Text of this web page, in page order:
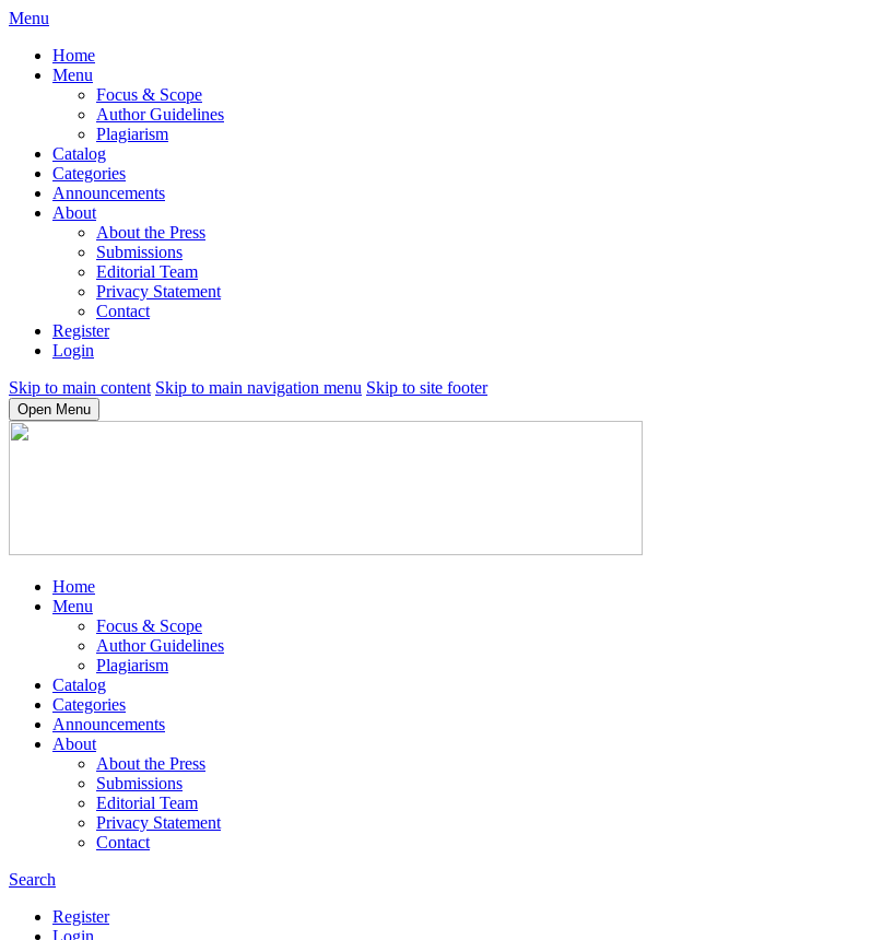
Menu
Home
Menu
Focus & Scope
Author Guidelines
Plagiarism
Catalog
Categories
Announcements
About
About the Press
Submissions
Editorial Team
Privacy Statement
Contact
Register
Login
Skip to main content Skip to main navigation menu Skip to site footer
Open Menu
Home
Menu
Focus & Scope
Author Guidelines
Plagiarism
Catalog
Categories
Announcements
About
About the Press
Submissions
Editorial Team
Privacy Statement
Contact
Search
Register
Login